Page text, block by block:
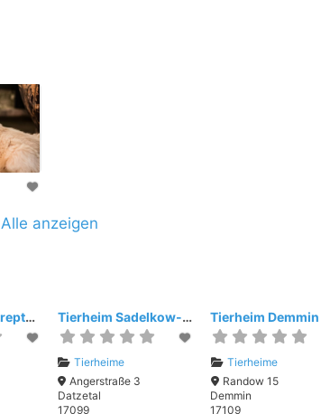
Alle anzeigen
Tierheim Altentreptow Tierheim Sadelkow-Gnadenhof Sonnenschein
Tierheime
Angerstraße 3
Datzetal
17099
Tierheim Demmin
Tierheime
Randow 15
Demmin
17109